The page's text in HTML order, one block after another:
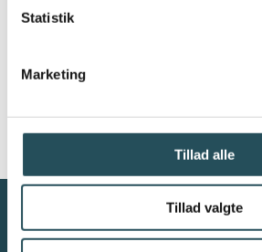
Statistik
Marketing
Tillad alle
Tillad valgte